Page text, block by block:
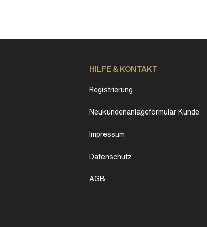
HILFE & KONTAKT
Registrierung
Neukundenanlageformular Kunde
Impressum
Datenschutz
AGB